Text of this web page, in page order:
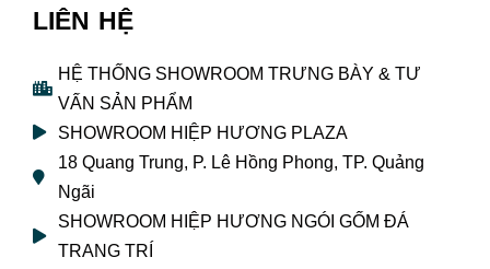
LIÊN HỆ
HỆ THỐNG SHOWROOM TRƯNG BÀY & TƯ
VẤN SẢN PHẨM
SHOWROOM HIỆP HƯƠNG PLAZA
18 Quang Trung, P. Lê Hồng Phong, TP. Quảng
Ngãi
SHOWROOM HIỆP HƯƠNG NGÓI GỐM ĐÁ
TRANG TRÍ